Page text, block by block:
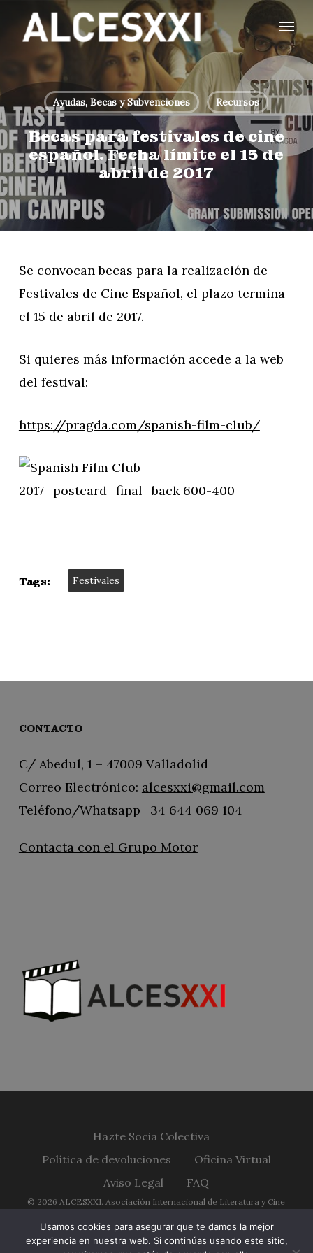
main
content
Menu
Ayudas, Becas y Subvenciones Recursos
Becas para festivales de cine
español. Fecha límite el 15 de
abril de 2017
Se convocan becas para la realización de
Festivales de Cine Español, el plazo termina
el 15 de abril de 2017.
Si quieres más información accede a la web
del festival:
https://pragda.com/spanish-film-club/
Tags: Festivales
CONTACTO
C/ Abedul, 1 – 47009 Valladolid
Correo Electrónico: alcesxxi@gmail.com
Teléfono/Whatsapp +34 644 069 104
Contacta con el Grupo Motor
Hazte Socia Colectiva
Política de devoluciones
Oficina Virtual
Aviso Legal
FAQ
© 2026 ALCESXXI. Asociación Internacional de Literatura y Cine
Usamos cookies para asegurar que te damos la mejor
experiencia en nuestra web. Si continúas usando este sitio,